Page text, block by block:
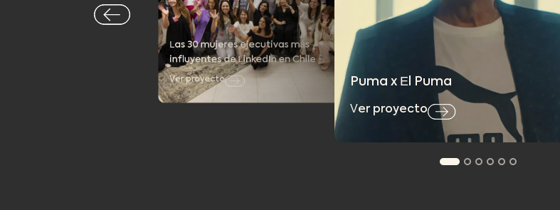
Las 30 mujeres ejecutivas más
influyentes de LinkedIn en Chile
Ver proyecto Puma x El Puma
Ver proyecto